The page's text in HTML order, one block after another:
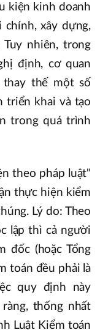
kiện kinh doanh
xây dựng,
Tuy nhiên, trong
định, cơ quan
thay thế một số
triển khai và tạo
trong quá trình
theo pháp luật"
thực hiện kiểm
Lý do: Theo
lập thì cả người
đốc (hoặc Tổng
toán đều phải là
quy định này
thống nhất
Luật Kiểm toán